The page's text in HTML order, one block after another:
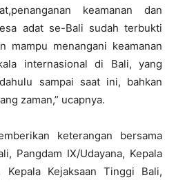
keamanan dan
adat se-Bali sudah terbukti
mampu menangani keamanan
internasional di Bali, yang
sampai saat ini, bahkan
zaman,” ucapnya.
keterangan bersama
Pangdam IX/Udayana, Kepala
Kepala Kejaksaan Tinggi Bali,